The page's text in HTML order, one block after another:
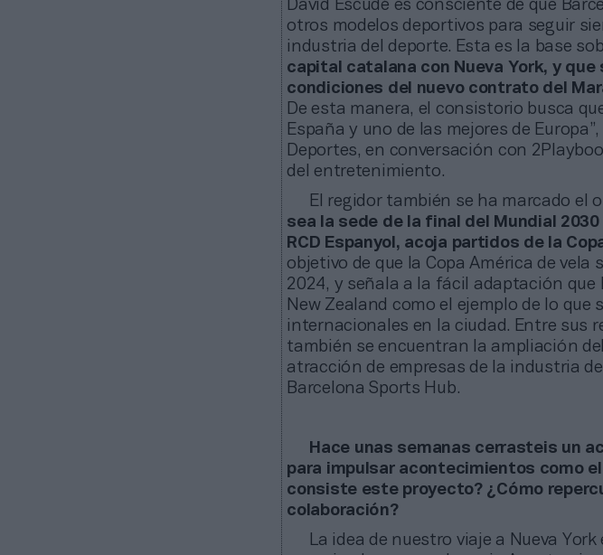
David Escudé es consciente de que
otros modelos deportivos para seguir
industria del deporte. Esta es la base
capital catalana con Nueva York, y
condiciones del nuevo contrato del
De esta manera, el consistorio busca
España y uno de las mejores de
Deportes, en conversación con
del entretenimiento.
El regidor también se ha marcado el
sea la sede de la final del Mundial
RCD Espanyol, acoja partidos de la
objetivo de que la Copa América de vela
2024, y señala a la fácil adaptación
New Zealand como el ejemplo de lo
internacionales en la ciudad. Entre sus
también se encuentran la ampliación
atracción de empresas de la industria
Barcelona Sports Hub.
Hace unas semanas cerrasteis un
para impulsar acontecimientos como
consiste este proyecto? ¿Cómo
colaboración?
La idea de nuestro viaje a Nueva